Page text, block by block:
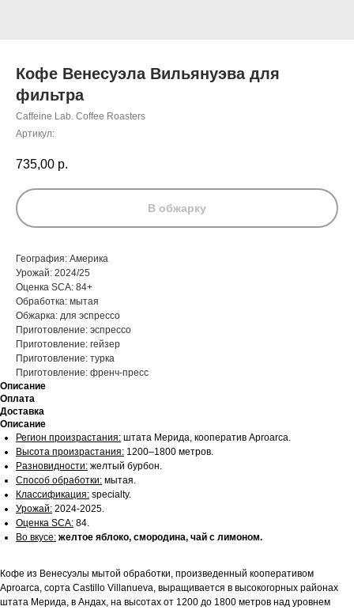
Кофе Венесуэла Вильянуэва для
фильтра
Caffeine Lab. Coffee Roasters
Артикул:
735,00 р.
В обжарку
География: Америка
Урожай: 2024/25
Оценка SCA: 84+
Обработка: мытая
Обжарка: для эспрессо
Приготовление: эспрессо
Приготовление: гейзер
Приготовление: турка
Приготовление: френч-пресс
Описание
Оплата
Доставка
Описание
Регион произрастания: штата Мерида, кооператив Aproarca.
Высота произрастания: 1200–1800 метров.
Разновидности: желтый бурбон.
Способ обработки: мытая.
Классификация: specialty.
Урожай: 2024-2025.
Оценка SCA: 84.
Во вкусе: желтое яблоко, смородина, чай с лимоном.
Кофе из Венесуэлы мытой обработки, произведенный кооперативом
Aproarca, сорта Castillo Villanueva, выращивается в высокогорных районах
штата Мерида, в Андах, на высотах от 1200 до 1800 метров над уровнем